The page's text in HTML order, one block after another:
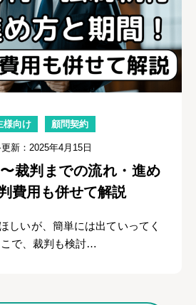
様向け 顧問契約
更新：2025年4月15日
裁判までの流れ・進め
費用も併せて解説
しいが、簡単には出ていってく
で、裁判も検討…